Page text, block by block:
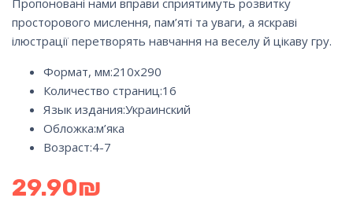
просторового мислення, пам’яті та уваги, а яскраві
ілюстрації перетворять навчання на веселу й цікаву гру.
Формат, мм:210х290
Количество страниц:16
Язык издания:Украинский
Обложка:м’яка
Возраст:4-7
29.90₪